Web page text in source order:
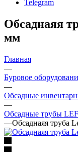
Telegram
Обсаднаяя
мм
Главная
—
Буровое
—
Обсадные
—
Обсадные трубы
—Обсаднаяя труба